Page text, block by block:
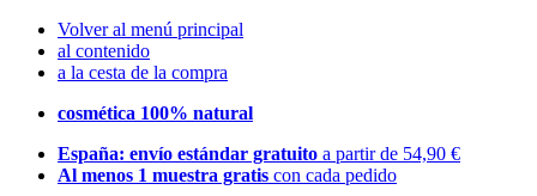
Volver al menú principal
al contenido
a la cesta de la compra
cosmética 100% natural
España: envío estándar gratuito a partir de 54,90 €
Al menos 1 muestra gratis con cada pedido